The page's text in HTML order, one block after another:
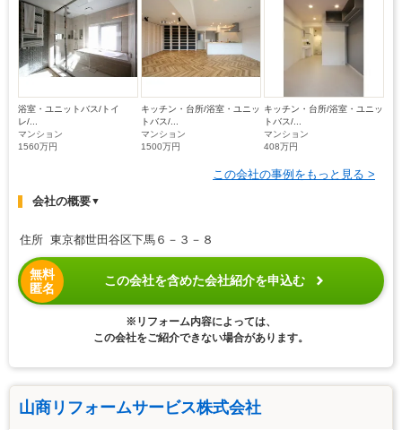
浴室・ユニットバス/トイ
レ/...
マンション
1560万円
キッチン・台所/浴室・ユニッ
トバス/...
マンション
1500万円
キッチン・台所/浴室・ユニッ
トバス/...
マンション
408万円
この会社の事例をもっと見る >
会社の概要▼
住所 東京都世田谷区下馬６－３－８
無料
匿名
この会社を含めた会社紹介を申込む
※リフォーム内容によっては、
この会社をご紹介できない場合があります。
山商リフォームサービス株式会社